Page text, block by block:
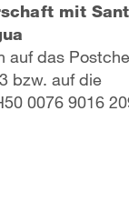
mit
auf das
bzw. auf die
0076 9016